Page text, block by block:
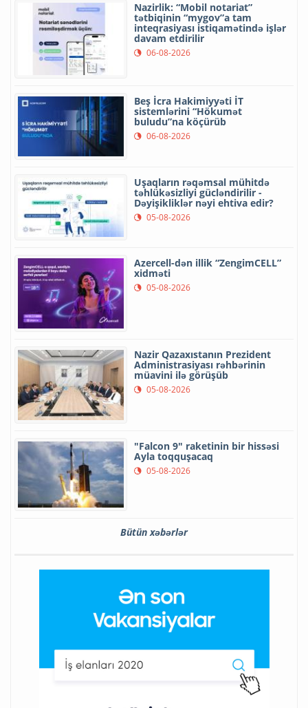
Nazirlik: “Mobil notariat”
tətbiqinin “mygov”a tam
inteqrasiyası istiqamətində işlər
davam etdirilir
06-08-2026
Beş İcra Hakimiyyəti İT
sistemlərini “Hökumət
buludu”na köçürüb
06-08-2026
Uşaqların rəqəmsal mühitdə
təhlükəsizliyi gücləndirilir -
Dəyişikliklər nəyi ehtiva edir?
05-08-2026
Azercell-dən illik “ZengimCELL”
xidməti
05-08-2026
Nazir Qazaxıstanın Prezident
Administrasiyası rəhbərinin
müavini ilə görüşüb
05-08-2026
"Falcon 9" raketinin bir hissəsi
Ayla toqquşacaq
05-08-2026
Bütün xəbərlər